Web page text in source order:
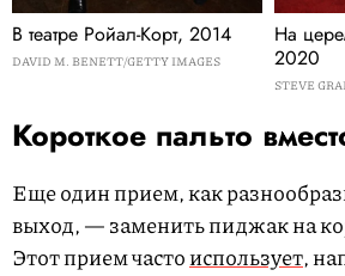
В театре Ройал-Корт, 2014
DAVID M. BENETT/GETTY IMAGES
На
2020
STEVE
Короткое пальто
Еще один прием, как
выход, — заменить пиджак на
Этот прием частоиспользует,